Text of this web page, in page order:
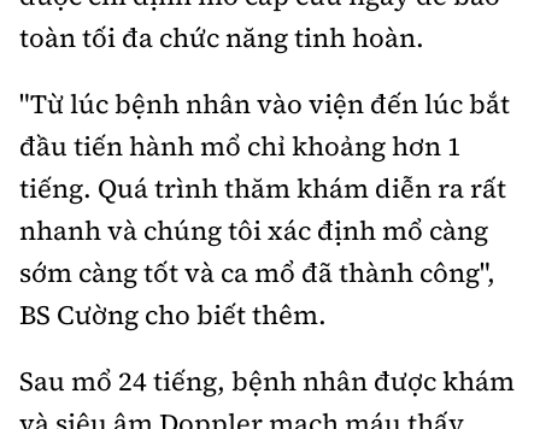
soạn
toàn tối đa chức năng tinh hoàn.
"Từ lúc bệnh nhân vào viện đến lúc bắt
đầu tiến hành mổ chỉ khoảng hơn 1
tiếng. Quá trình thăm khám diễn ra rất
nhanh và chúng tôi xác định mổ càng
sớm càng tốt và ca mổ đã thành công",
BS Cường cho biết thêm.
Sau mổ 24 tiếng, bệnh nhân được khám